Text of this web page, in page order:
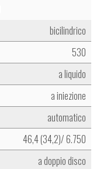
bicilindrico
530
a liquido
a iniezione
automatico
46,4 (34,2)/ 6.750
a doppio disco